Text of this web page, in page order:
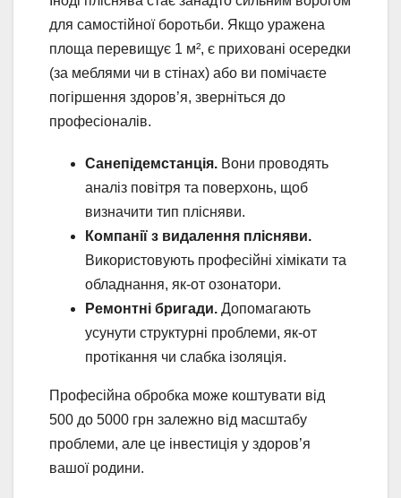
для самостійної боротьби. Якщо уражена
площа перевищує 1 м², є приховані осередки
(за меблями чи в стінах) або ви помічаєте
погіршення здоров’я, зверніться до
професіоналів.
Санепідемстанція. Вони проводять
аналіз повітря та поверхонь, щоб
визначити тип плісняви.
Компанії з видалення плісняви.
Використовують професійні хімікати та
обладнання, як-от озонатори.
Ремонтні бригади. Допомагають
усунути структурні проблеми, як-от
протікання чи слабка ізоляція.
Професійна обробка може коштувати від
500 до 5000 грн залежно від масштабу
проблеми, але це інвестиція у здоров’я
вашої родини.